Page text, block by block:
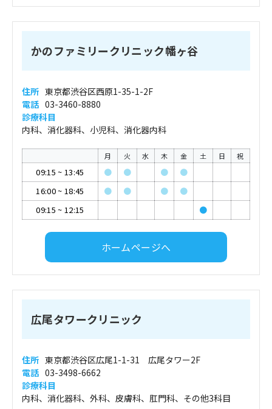
かのファミリークリニック幡ヶ谷
住所 東京都渋谷区西原1-35-1-2F
電話 03-3460-8880
診療科目
内科、消化器科、小児科、消化器内科
月 火 水 木 金 土 日 祝
09:15 ~ 13:45 ● ● ●
●
16:00~ 18:45 ● ● ●
●
09:15 ~ 12:15 ●
ホームページへ
広尾タワークリニック
住所 東京都渋谷区広尾1-1-31 広尾タワー2F
電話 03-3498-6662
診療科目
内科、消化器科、外科、皮膚科、肛門科、その他3科目